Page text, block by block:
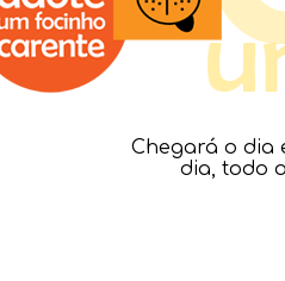
Chegará o dia
dia, todo